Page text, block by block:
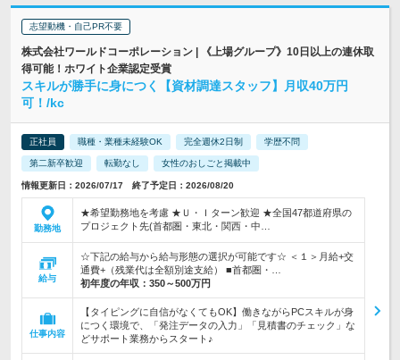
志望動機・自己PR不要
株式会社ワールドコーポレーション | 《上場グループ》10日以上の連休取
得可能！ホワイト企業認定受賞
スキルが勝手に身につく【資材調達スタッフ】月収40万円
可！/kc
正社員 職種・業種未経験OK 完全週休2日制 学歴不問
第二新卒歓迎 転勤なし 女性のおしごと掲載中
情報更新日：2026/07/17 終了予定日：2026/08/20
勤務地
★希望勤務地を考慮 ★Ｕ・Ｉターン歓迎 ★全国47都道府県の
プロジェクト先(首都圏・東北・関西・中…
給与
☆下記の給与から給与形態の選択が可能です☆ ＜１＞月給+交
通費+（残業代は全額別途支給） ■首都圏・…
初年度の年収： 350～500万円
仕事内容
【タイピングに自信がなくてもOK】働きながらPCスキルが身
につく環境で、「発注データの入力」「見積書のチェック」な
どサポート業務からスタート♪